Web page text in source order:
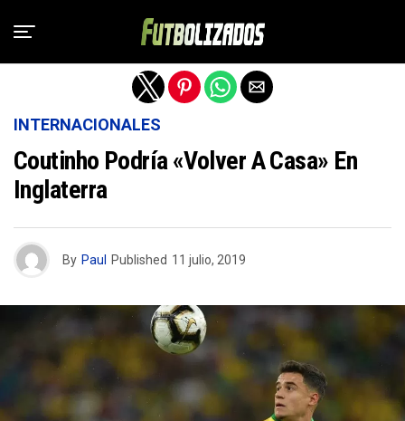
INTERNACIONALES
Coutinho Podría «volver A Casa» En
Inglaterra
By Paul Published 11 julio, 2019
Salir de la versión móvil